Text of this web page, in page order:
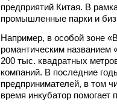
предприятий Китая. В
промышленные парки и
Например, в особой зоне
романтическим названием
200 тыс. квадратных
компаний. В последние
предпринимателей, в том
время инкубатор помогает